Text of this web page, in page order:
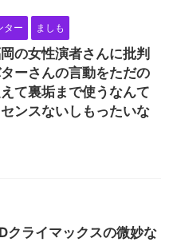
ター ましも
の女性演者さんに批判
ーさんの言動をただの
て裏垢まで使うなんて
ンスないしもったいな
クライマックスの微妙な